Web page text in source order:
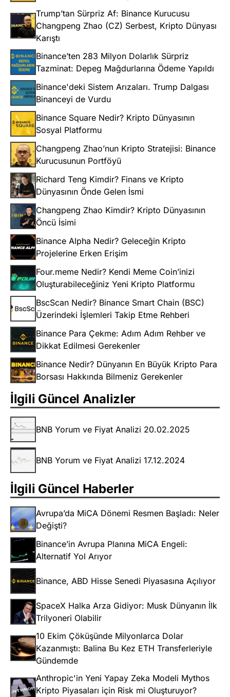
Trump’tan Sürpriz Af: Binance Kurucusu
Changpeng Zhao (CZ) Serbest, Kripto Dünyası
Karıştı
Binance’ten 283 Milyon Dolarlık Sürpriz
Tazminat: Depeg Mağdurlarına Ödeme Yapıldı
Binance'deki Sistem Arızaları. Trump Dalgası
Binanceyi de Vurdu
Binance Square Nedir? Kripto Dünyasının
Sosyal Platformu
Changpeng Zhao’nun Kripto Stratejisi: Binance
Kurucusunun Portföyü
Richard Teng Kimdir? Finans ve Kripto
Dünyasının Önde Gelen İsmi
Changpeng Zhao Kimdir? Kripto Dünyasının
Öncü İsimi
Binance Alpha Nedir? Geleceğin Kripto
Projelerine Erken Erişim
Four.meme Nedir? Kendi Meme Coin’inizi
Oluşturabileceğiniz Yeni Kripto Platformu
BscScan Nedir? Binance Smart Chain (BSC)
Üzerindeki İşlemleri Takip Etme Rehberi
Binance Para Çekme: Adım Adım Rehber ve
Dikkat Edilmesi Gerekenler
Binance Nedir? Dünyanın En Büyük Kripto Para
Borsası Hakkında Bilmeniz Gerekenler
İlgili Güncel Analizler
BNB Yorum ve Fiyat Analizi 20.02.2025
BNB Yorum ve Fiyat Analizi 17.12.2024
İlgili Güncel Haberler
Avrupa’da MiCA Dönemi Resmen Başladı: Neler
Değişti?
Binance’in Avrupa Planına MiCA Engeli:
Alternatif Yol Arıyor
Binance, ABD Hisse Senedi Piyasasına Açılıyor
SpaceX Halka Arza Gidiyor: Musk Dünyanın İlk
Trilyoneri Olabilir
10 Ekim Çöküşünde Milyonlarca Dolar
Kazanmıştı: Balina Bu Kez ETH Transferleriyle
Gündemde
Anthropic'in Yeni Yapay Zeka Modeli Mythos
Kripto Piyasaları için Risk mi Oluşturuyor?